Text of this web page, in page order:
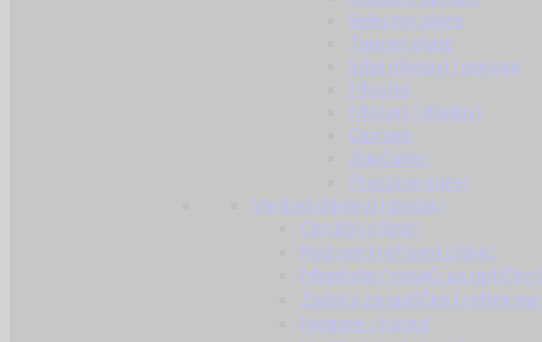
Selector plate
Tappet plate
Sitni dijelovi i opruge
Mosfet
Motori i dijelovi
Opruge
Zupčanici
Precizne cijevi
Vanjski dijelovi i dodaci
Optički ciljnici
Red dot i reflexni ciljnici
Montaže / nosači za optičke
Zaštita za optičke i
Nogare / bipod